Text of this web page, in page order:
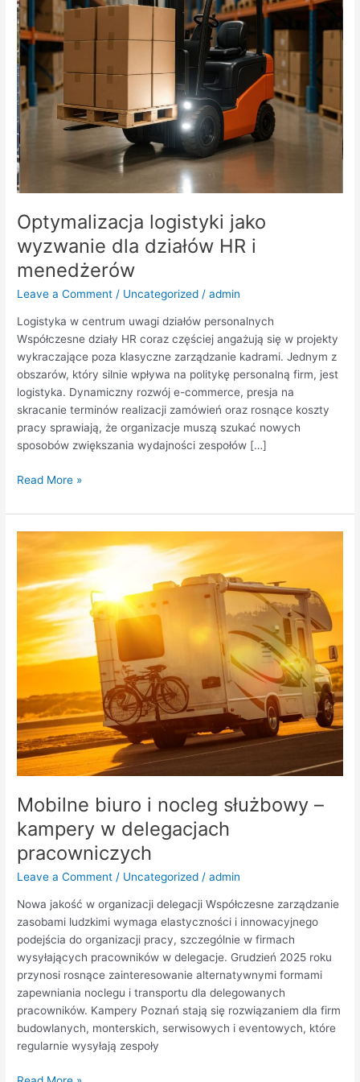
Optymalizacja logistyki jako
wyzwanie dla działów HR i
menedżerów
Leave a Comment / Uncategorized /admin
Logistyka w centrum uwagi działów personalnych
Współczesne działy HR coraz częściej angażują się w projekty
wykraczające poza klasyczne zarządzanie kadrami. Jednym z
obszarów, który silnie wpływa na politykę personalną firm, jest
logistyka. Dynamiczny rozwój e-commerce, presja na
skracanie terminów realizacji zamówień oraz rosnące koszty
pracy sprawiają, że organizacje muszą szukać nowych
sposobów zwiększania wydajności zespołów […]
działów
HR
i
menedżerów
Read More »
Mobilne biuro i nocleg służbowy –
kampery w delegacjach
pracowniczych
Leave a Comment / Uncategorized /admin
Nowa jakość w organizacji delegacji Współczesne zarządzanie
zasobami ludzkimi wymaga elastyczności i innowacyjnego
podejścia do organizacji pracy, szczególnie w firmach
wysyłających pracowników w delegacje. Grudzień 2025 roku
przynosi rosnące zainteresowanie alternatywnymi formami
zapewniania noclegu i transportu dla delegowanych
pracowników. Kampery Poznań stają się rozwiązaniem dla firm
budowlanych, monterskich, serwisowych i eventowych, które
regularnie wysyłają zespoły
nocleg
służbowy
kampery
w
pracowniczych